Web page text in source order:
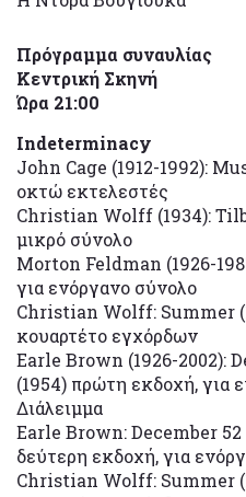
Πρόγραμμα συναυλίας
Κεντρική Σκηνή
Ώρα 21:00
Indeterminacy
John Cage (1912-1992):
οκτώ εκτελεστές
Christian Wolff (1934):
μικρό σύνολο
Morton Feldman (1926-
για ενόργανο σύνολο
Christian Wolff: Summer
κουαρτέτο εγχόρδων
Earle Brown (1926-2002):
(1954) πρώτη εκδοχή, για
Διάλειμμα
Earle Brown: December 52
δεύτερη εκδοχή, για
Christian Wolff: Summer